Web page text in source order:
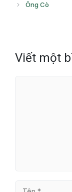
Ông Cò
Viết một
Tên